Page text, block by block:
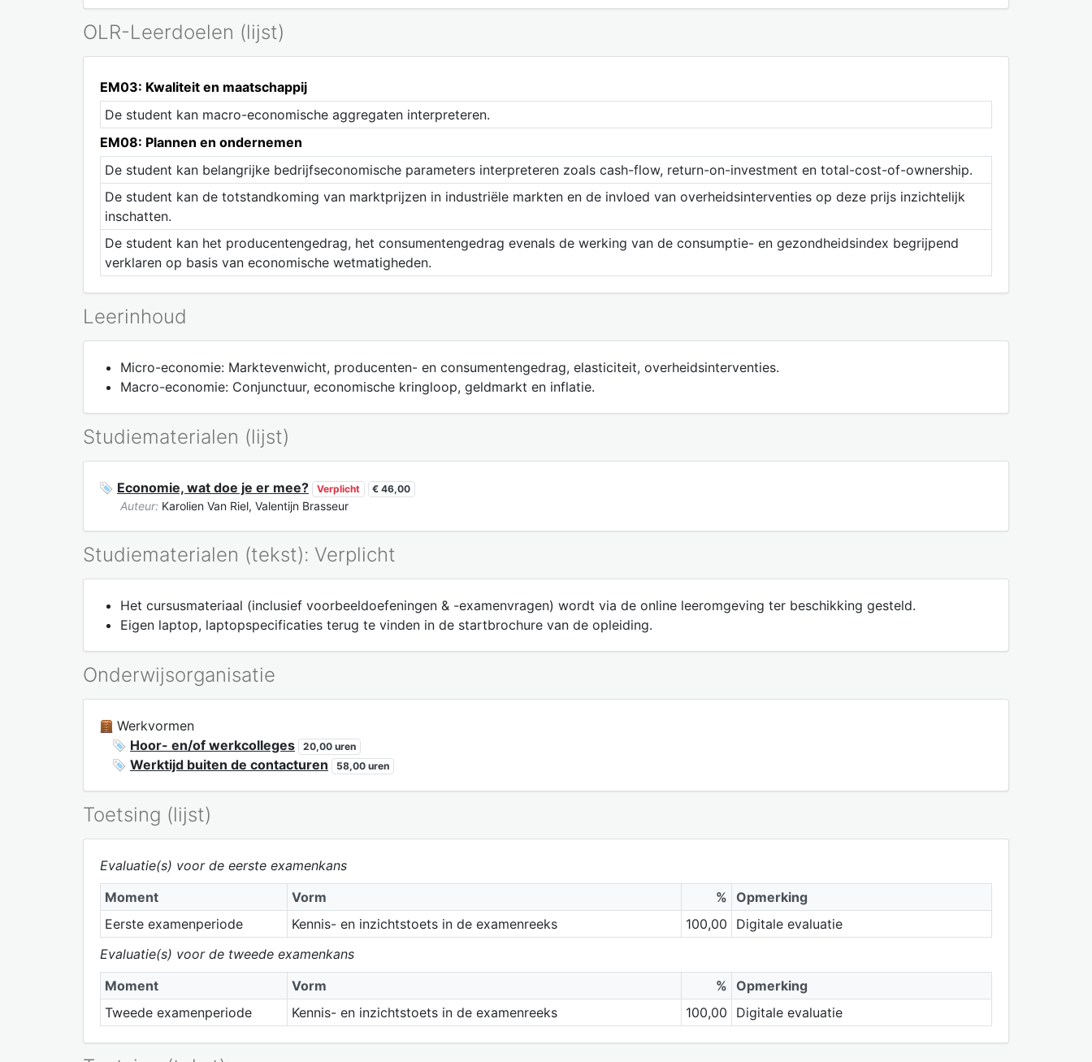
OLR-Leerdoelen (lijst)
EM03: Kwaliteit en maatschappij
De student kan macro-economische aggregaten interpreteren.
EM08: Plannen en ondernemen
De student kan belangrijke bedrijfseconomische parameters interpreteren zoals cash-flow, return-on-investment en total-cost-of-ownership.
De student kan de totstandkoming van marktprijzen in industriële markten en de invloed van overheidsinterventies op deze prijs inzichtelijk
inschatten.
De student kan het producentengedrag, het consumentengedrag evenals de werking van de consumptie- en gezondheidsindex begrijpend
verklaren op basis van economische wetmatigheden.
Leerinhoud
Micro-economie: Marktevenwicht, producenten- en consumentengedrag, elasticiteit, overheidsinterventies.
Macro-economie: Conjunctuur, economische kringloop, geldmarkt en inflatie.
Studiematerialen (lijst)
Economie, wat doe je er mee? Verplicht € 46,00
Auteur: Karolien Van Riel, Valentijn Brasseur
Studiematerialen (tekst): Verplicht
Het cursusmateriaal (inclusief voorbeeldoefeningen & -examenvragen) wordt via de online leeromgeving ter beschikking gesteld.
Eigen laptop, laptopspecificaties terug te vinden in de startbrochure van de opleiding.
Onderwijsorganisatie
Werkvormen
Hoor- en/of werkcolleges
20,00 uren
Werktijd buiten de contacturen 58,00 uren
Toetsing (lijst)
Evaluatie(s) voor de eerste examenkans
Moment
Vorm % Opmerking
Eerste examenperiode
Kennis- en inzichtstoets in de examenreeks 100,00
Digitale evaluatie
Evaluatie(s) voor de tweede examenkans
Moment
Vorm % Opmerking
Tweede examenperiode
Kennis- en inzichtstoets in de examenreeks 100,00 Digitale evaluatie